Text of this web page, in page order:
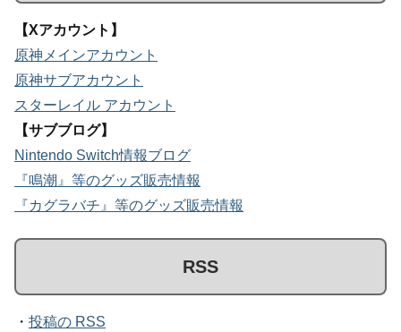
【Xアカウント】
原神メインアカウント
原神サブアカウント
スターレイル アカウント
【サブブログ】
Nintendo Switch情報ブログ
『鳴潮』等のグッズ販売情報
『カグラバチ』等のグッズ販売情報
RSS
・ 投稿の RSS